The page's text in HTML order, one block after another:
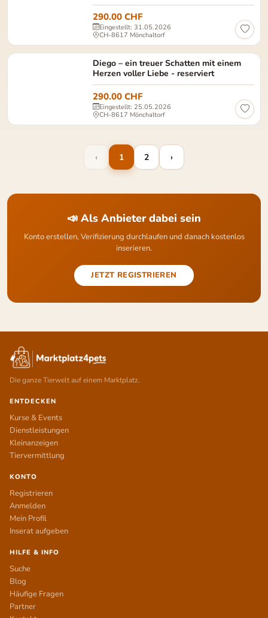
290.00 CHF
Eingestellt: 31.05.2026
CH-8617 Mönchaltorf
Diego – ein treuer Schatten mit einem
Herzen voller Liebe - reserviert
Diego Diego: Männlich, kastriert Geburtsdatum:
290.00 CHF
Eingestellt: 25.05.2026
CH-8617 Mönchaltorf
‹ 1 2 ›
📣 Als Anbieter dabei sein
Konto erstellen, Verifizierung durchlaufen und danach kostenlos
inserieren.
JETZT REGISTRIEREN
Die ganze Tierwelt auf einem Marktplatz.
ENTDECKEN
Kurse & Events
Dienstleistungen
Kleinanzeigen
Tiervermittlung
KONTO
Registrieren
Anmelden
Mein Profil
Inserat aufgeben
HILFE & INFO
Suche
Blog
Häufige Fragen
Partner